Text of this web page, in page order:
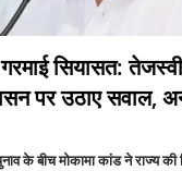
सियासत:
पर उठाए सवाल,
के बीच मोकामा कांड ने राज्य